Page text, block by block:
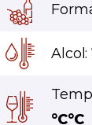
Alcol:
°C°C